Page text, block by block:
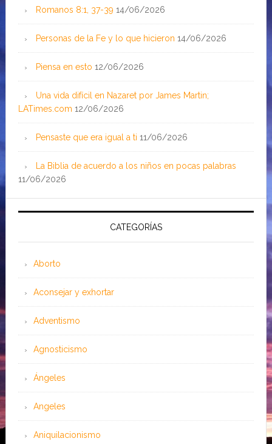
Romanos 8:1, 37-39 14/06/2026
Personas de la Fe y lo que hicieron 14/06/2026
Piensa en esto 12/06/2026
Una vida difícil en Nazaret por James Martin;
LATimes.com 12/06/2026
Pensaste que era igual a ti 11/06/2026
La Biblia de acuerdo a los niños en pocas palabras
11/06/2026
CATEGORÍAS
Aborto
Aconsejar y exhortar
Adventismo
Agnosticismo
Ángeles
Angeles
Aniquilacionismo